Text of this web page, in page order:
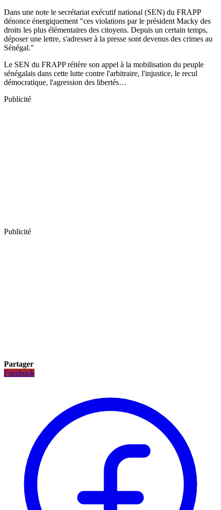
Dans une note le secrétariat exécutif national (SEN) du FRAPP
dénonce énergiquement "ces violations par le président Macky des
droits les plus élémentaires des citoyens. Depuis un certain temps,
déposer une lettre, s'adresser à la presse sont devenus des crimes au
Sénégal."
Le SEN du FRAPP réitère son appel à la mobilisation du peuple
sénégalais dans cette lutte contre l'arbitraire, l'injustice, le recul
démocratique, l'agression des libertés…
Publicité
Publicité
Partager
Facebook